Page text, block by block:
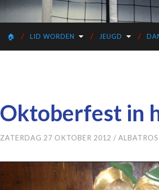
🏠 LID WORDEN JEUGD
Oktoberfest in
ZATERDAG 27 OKTOBER 2012 /